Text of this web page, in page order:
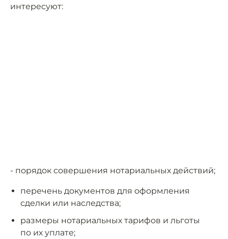
интересуют:
- порядок совершения нотариальных действий;
перечень документов для оформления
сделки или наследства;
размеры нотариальных тарифов и льготы
по их уплате;